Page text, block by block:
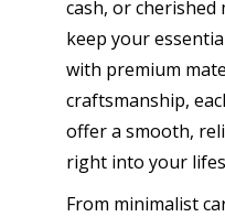
cash, or cherished
keep your
with premium
craftsmanship,
offer a smooth,
right into your
From minimalist